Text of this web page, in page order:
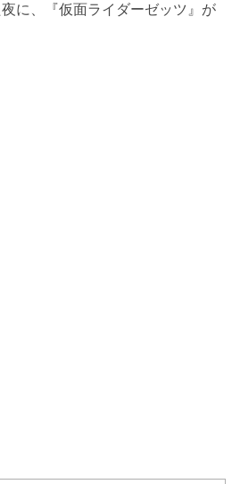
に、『仮面ライダーゼッツ』が